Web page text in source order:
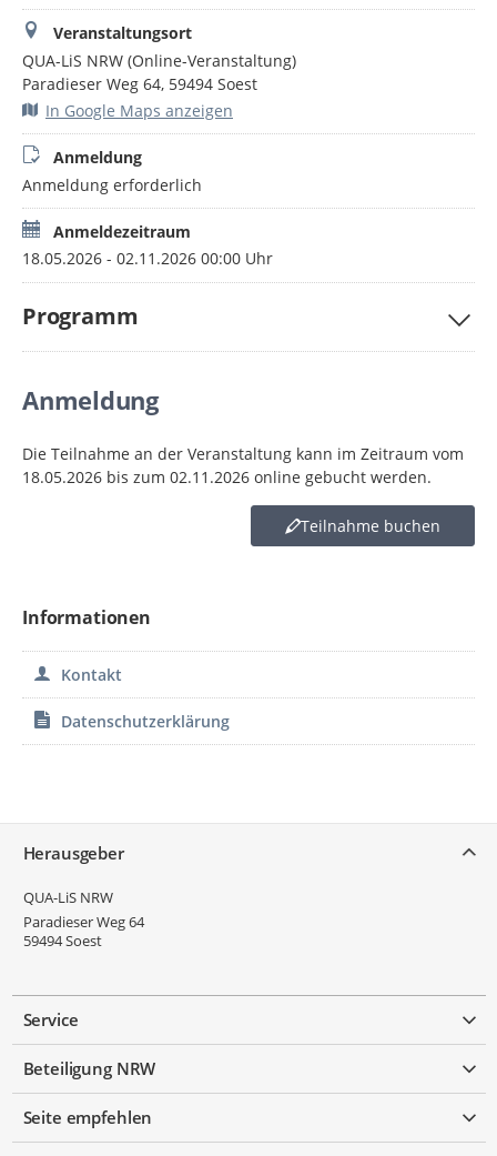
Elternnetzwerk NRW. Integration miteinander e.V.
http://www.elternnetzwerk-nrw.de/
Gemeinnützige Gesellschaft Gesamtschule e.V.,
Landesverband NRWhttp://www.ggg-nrw.de/
Landeselternkonferenz NRWhttp://www.lek-nrw.de/
Landeselternschaft Grundschulen NRW
e.V.
https://landeselternschaft-nrw.de/
Landeselternschaft der Gymnasien in NRW e.V.
http://www.le-gymnasien-nrw.de/
Landeselternschaft der integrierten Schulen in NRW
http://www.leis-nrw.de/
http://www.lers.nrw/
Die Veranstaltung ist kostenlos.
Der Meeting-Link wird rechtzeitig zugeschickt.
Veranstaltungsort
QUA-LiS NRW (Online-Veranstaltung)
Paradieser Weg 64, 59494 Soest
In Google Maps anzeigen
Anmeldung
Anmeldung erforderlich
Anmeldezeitraum
18.05.2026 - 02.11.2026 00:00 Uhr
Programm
Anmeldung
Die Teilnahme an der Veranstaltung kann im Zeitraum vom
18.05.2026 bis zum 02.11.2026 online gebucht werden.
Teilnahme buchen
Informationen
Kontakt
Datenschutzerklärung
Herausgeber
QUA-LiS NRW
Paradieser Weg 64
59494Soest
Service
Beteiligung NRW
Seite empfehlen